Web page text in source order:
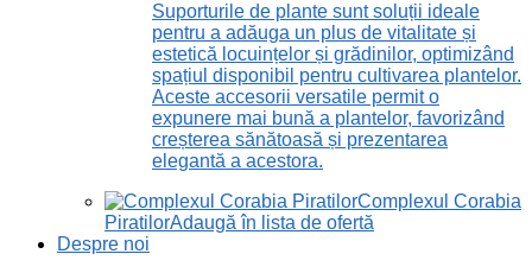
Suporturile de plante sunt soluții ideale
pentru a adăuga un plus de vitalitate și
estetică locuințelor și grădinilor, optimizând
spațiul disponibil pentru cultivarea plantelor.
Aceste accesorii versatile permit o
expunere mai bună a plantelor, favorizând
creșterea sănătoasă și prezentarea
elegantă a acestora.
Complexul Corabia
PiratilorAdaugă în lista de ofertă
Despre noi